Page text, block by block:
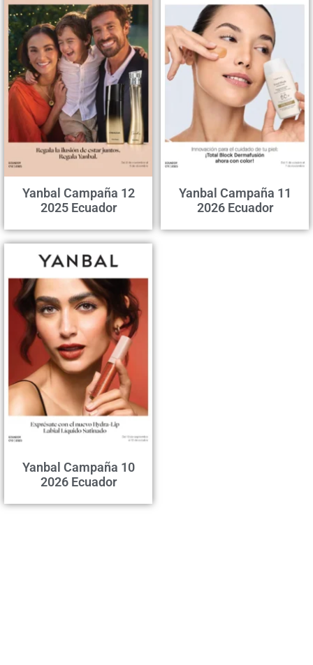
Yanbal Campaña 12
2025 Ecuador
Yanbal Campaña 11
2026 Ecuador
Yanbal Campaña 10
2026 Ecuador